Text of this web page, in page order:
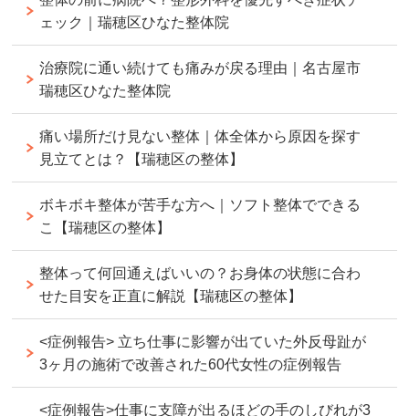
ェック｜瑞穂区ひなた整体院
治療院に通い続けても痛みが戻る理由｜名古屋市
瑞穂区ひなた整体院
痛い場所だけ見ない整体｜体全体から原因を探す
見立てとは？【瑞穂区の整体】
ボキボキ整体が苦手な方へ｜ソフト整体でできる
こ【瑞穂区の整体】
整体って何回通えばいいの？お身体の状態に合わ
せた目安を正直に解説【瑞穂区の整体】
<症例報告> 立ち仕事に影響が出ていた外反母趾が
3ヶ月の施術で改善された60代女性の症例報告
<症例報告>仕事に支障が出るほどの手のしびれが3